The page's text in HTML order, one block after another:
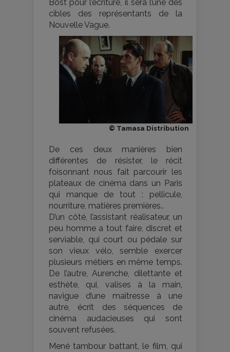
Bost pour l’écriture, il sera l’une des
cibles des représentants de la
Nouvelle Vague.
© Tamasa Distribution
De ces deux manières bien
différentes de résister, le récit
foisonnant nous fait parcourir les
plateaux de cinéma dans un Paris
qui manque de tout : pellicule,
nourriture, matières premières..
D’un côté, l’assistant réalisateur, un
peu homme a tout faire, discret et
serviable, qui court ou pédale sur
son vieux vélo, semble exercer
plusieurs métiers en même temps.
De l’autre, Aurenche, dilettante et
esthète, qui, valises à la main,
navigue d’une maîtresse à une
autre, écrit des séquences de
cinéma audacieuses qui sont
souvent refusées.
Mené tambour battant, le film, qui